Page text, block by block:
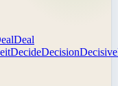
Deal
DecideDecisionDecisive